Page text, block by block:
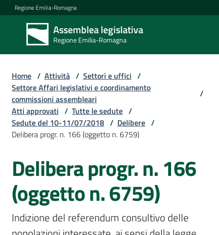
Vai al contenuto
Vai alla navigazione
Vai al footer
Regione Emilia-Romagna
Assemblea legislativa
Regione Emilia-Romagna
Assemblea
legislativa
Regione Emilia-
Assemblea
Argomenti
Per
Home / Attività / Settori e uffici /
Settore Affari legislativi e coordinamento
commissioni assembleari
/
Atti approvati / Tutte le sedute /
Sedute del 10-11/07/2018 / Delibere /
Delibera progr. n. 166 (oggetto n. 6759)
Delibera progr. n. 166
(oggetto n. 6759)
Indizione del referendum consultivo delle